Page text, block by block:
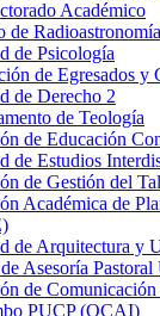
Académico
de
de Psicología
de Egresados y
de Derecho 2
de Teología
de Educación
de Estudios
de Gestión del
Académica de
de Arquitectura y
Asesoría
de
PUCP (OCAI)